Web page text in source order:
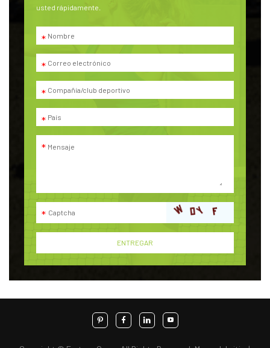
usted rápidamente.